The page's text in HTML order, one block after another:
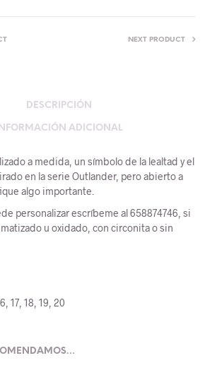
NEXT PRODUCT
DESCRIPCIÓN
INFORMACIÓN ADICIONAL
a medida, un símbolo de la lealtad y el
en la serie Outlander, pero abierto a
algo importante.
personalizar escríbeme al 658874746, si
u oxidado, con circonita o sin
17, 18, 19, 20